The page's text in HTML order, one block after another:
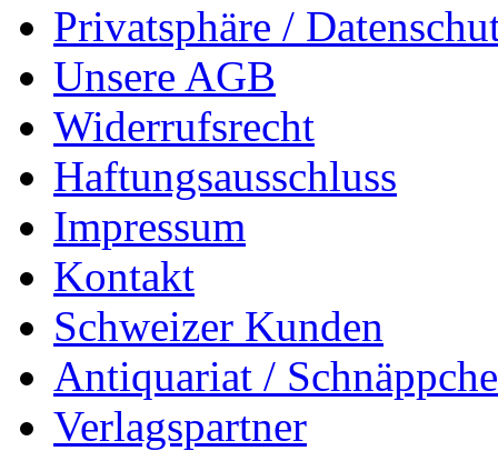
Privatsphäre /
Unsere AGB
Widerrufsrecht
Haftungsausschluss
Impressum
Kontakt
Schweizer Kunden
Antiquariat /
Verlagspartner